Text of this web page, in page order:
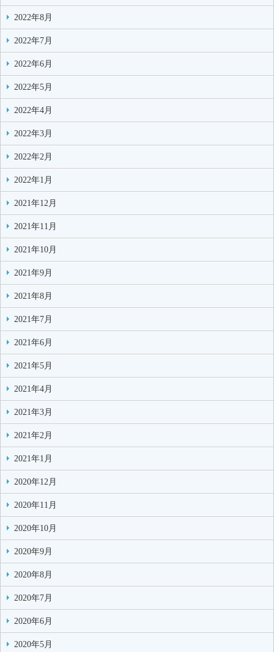
2022年8月
2022年7月
2022年6月
2022年5月
2022年4月
2022年3月
2022年2月
2022年1月
2021年12月
2021年11月
2021年10月
2021年9月
2021年8月
2021年7月
2021年6月
2021年5月
2021年4月
2021年3月
2021年2月
2021年1月
2020年12月
2020年11月
2020年10月
2020年9月
2020年8月
2020年7月
2020年6月
2020年5月